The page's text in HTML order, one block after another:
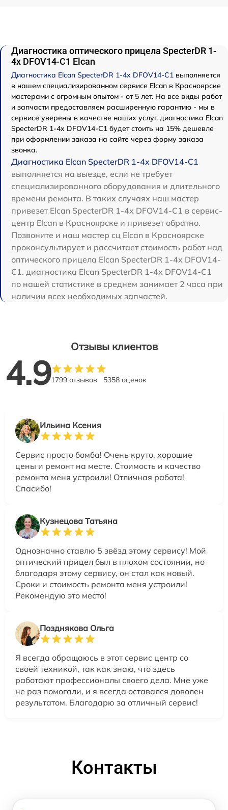
Диагностика оптического прицела SpecterDR 1-
4x DFOV14-C1 Elcan
Диагностика Elcan SpecterDR 1-4x DFOV14-C1 выполняется
в нашем специализированном сервисе Elcan в Красноярске
мастерами с огромным опытом - от 5 лет. На все виды работ
и запчасти предоставляем расширенную гарантию - мы в
сервисе уверены в качестве наших услуг. диагностика Elcan
SpecterDR 1-4x DFOV14-C1 будет стоить на 15% дешевле
при оформлении заказа на сайте через форму заказа
звонка.
Диагностика Elcan SpecterDR 1-4x DFOV14-C1
выполняется на выезде, если не требует
специализированного оборудования и длительного
времени ремонта. В таких случаях наш мастер
привезет Elcan SpecterDR 1-4x DFOV14-C1 в сервис-
центр Elcan в Красноярске и привезет обратно.
Позвоните и наш мастер сц Elcan в Красноярске
проконсультирует и рассчитает стоимость работ над
оптического прицела Elcan SpecterDR 1-4x DFOV14-
C1. диагностика Elcan SpecterDR 1-4x DFOV14-C1
по нашей статистике в среднем занимает 2 часа при
наличии всех необходимых запчастей.
Отзывы клиентов
4.91799 отзывов 5358 оценок
Ильина Ксения
Сервис просто бомба! Очень круто, хорошие
цены и ремонт на месте. Стоимость и качество
ремонта меня устроили! Отличная работа!
Спасибо!
Кузнецова Татьяна
Однозначно ставлю 5 звёзд этому сервису! Мой
оптический прицел был в плохом состоянии, но
благодаря этому сервису, он стал как новый.
Сроки и стоимость ремонта меня устроили!
Рекомендую это место!
Позднякова Ольга
Я всегда обращаюсь в этот сервис центр со
своей техникой, так как знаю, что здесь
работают профессионалы своего дела. Мне уже
не раз помогали, и я всегда оставался доволен
результатом. Благодарю за отличный сервис!
Контакты